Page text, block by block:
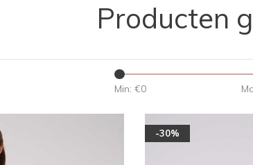
Producten
Min: €0
-30%